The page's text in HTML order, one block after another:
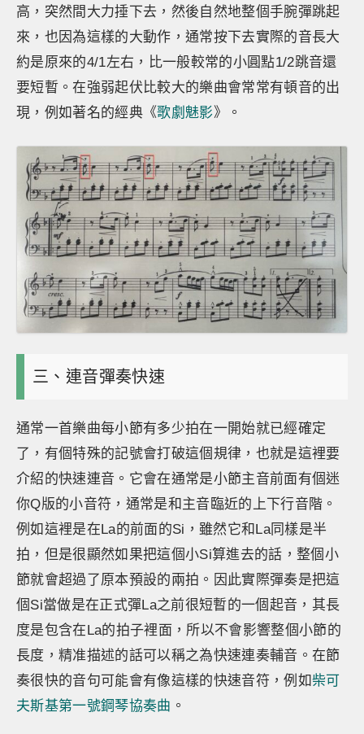
高，突然間大力捶下去，然後自然地整個手腕彈跳起
來，也因為這樣的大動作，通常按下去實際的音長大
約是原來的4/1左右，比一般較常的小圓點1/2跳音還
要短暫。在強弱起伏比較大的樂曲會常常有頓音的出
現，例如著名的經典《歌劇魅影》。
三、連音彈奏快速
通常一首樂曲每小節有多少拍在一開始就已經確定
了，有個特殊的記號會打破這個規律，也就是這裡要
介紹的快速連音。它會在通常是小節主音前面有個迷
你Q版的小音符，通常是和主音臨近的上下行音階。
例如這裡是在La的前面的Si，雖然它和La同樣是半
拍，但是很顯然如果把這個小Si算進去的話，整個小
節就會超過了原本預設的兩拍。因此實際彈奏是把這
個Si當做是在正式彈La之前很短暫的一個起音，其長
度是包含在La的拍子裡面，所以不會影響整個小節的
長度，精准描述的話可以稱之為快速連奏輔音。在節
奏很快的音句可能會有像這樣的快速音符，例如柴可
夫斯基第一號鋼琴協奏曲 。